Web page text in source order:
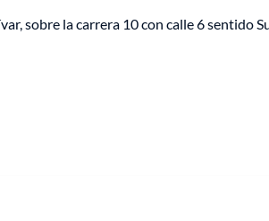
sobre la carrera 10 con calle 6 sentido